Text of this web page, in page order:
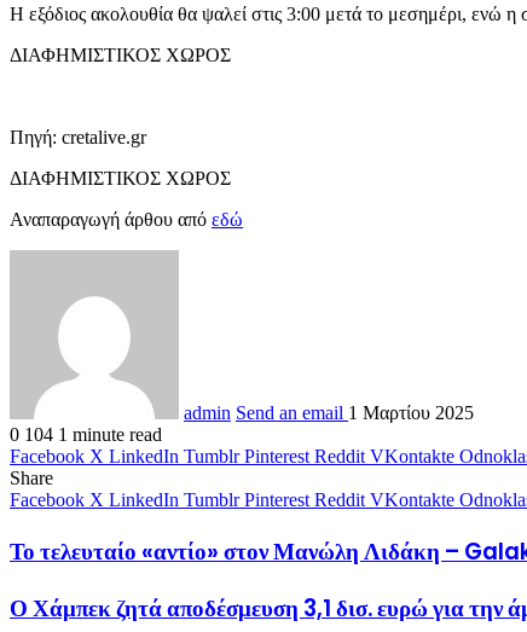
Η εξόδιος ακολουθία θα ψαλεί στις 3:00 μετά το μεσημέρι, ενώ
ΔΙΑΦΗΜΙΣΤΙΚΟΣ ΧΩΡΟΣ
Πηγή: cretalive.gr
ΔΙΑΦΗΜΙΣΤΙΚΟΣ ΧΩΡΟΣ
Αναπαραγωγή άρθου από εδώ
admin Send an email 1 Μαρτίου 2025
0 104 1 minute read
Facebook X LinkedIn Tumblr Pinterest Reddit VKontakte
Share
Facebook X LinkedIn Tumblr Pinterest Reddit VKontakte
Το τελευταίο «αντίο» στον Μανώλη Λιδάκη –
Ο Χάμπεκ ζητά αποδέσμευση 3,1 δισ. ευρώ για